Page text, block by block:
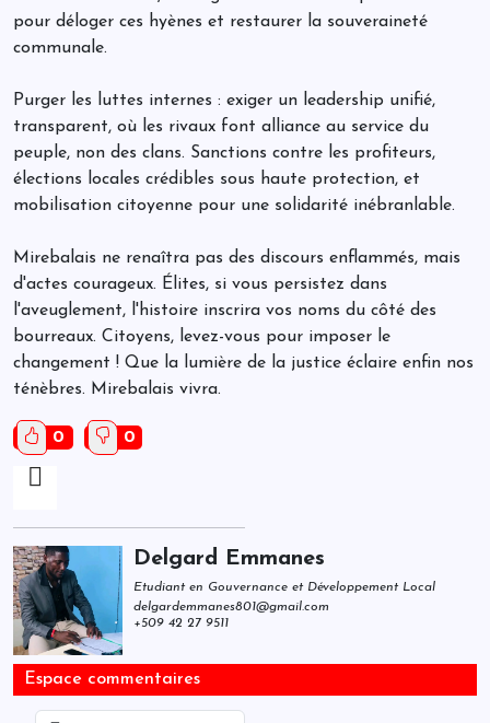
pour déloger ces hyènes et restaurer la souveraineté
communale.
Purger les luttes internes : exiger un leadership unifié,
transparent, où les rivaux font alliance au service du
peuple, non des clans. Sanctions contre les profiteurs,
élections locales crédibles sous haute protection, et
mobilisation citoyenne pour une solidarité inébranlable.
Mirebalais ne renaîtra pas des discours enflammés, mais
d'actes courageux. Élites, si vous persistez dans
l'aveuglement, l'histoire inscrira vos noms du côté des
bourreaux. Citoyens, levez-vous pour imposer le
changement ! Que la lumière de la justice éclaire enfin nos
ténèbres. Mirebalais vivra.
0 0
Delgard Emmanes
Etudiant en Gouvernance et Développement Local
delgardemmanes801@gmail.com
+509 42 27 9511
Espace commentaires